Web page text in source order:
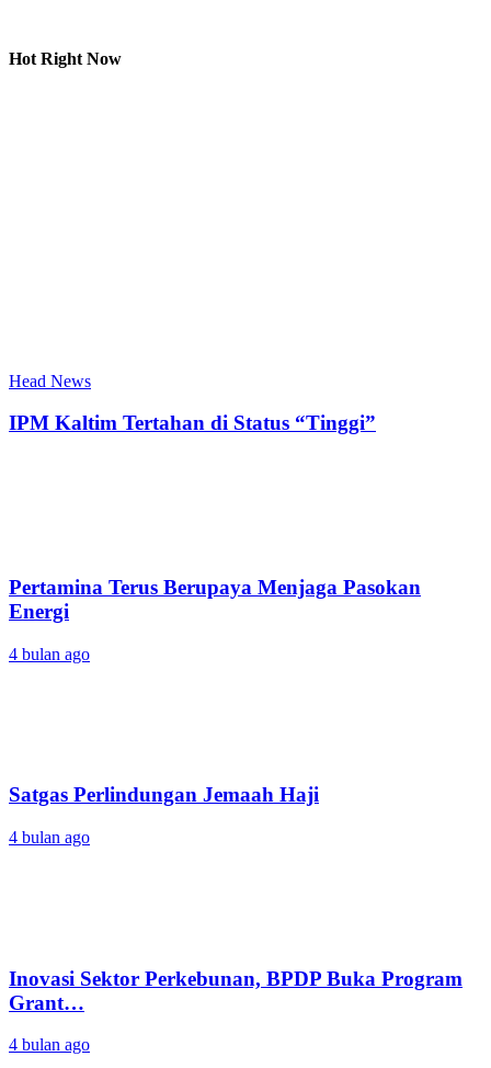
Hot Right Now
Head News
IPM Kaltim Tertahan di Status “Tinggi”
Pertamina Terus Berupaya Menjaga Pasokan
Energi
4 bulan ago
Satgas Perlindungan Jemaah Haji
4 bulan ago
Inovasi Sektor Perkebunan, BPDP Buka Program
Grant…
4 bulan ago